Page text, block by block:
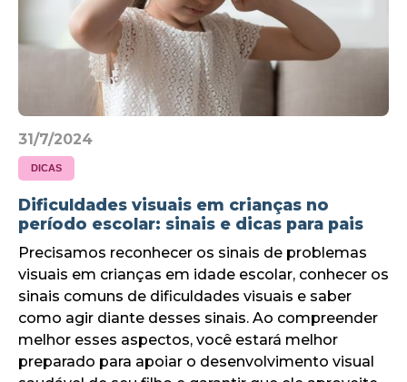
31/7/2024
DICAS
Dificuldades visuais em crianças no
período escolar: sinais e dicas para pais
Precisamos reconhecer os sinais de problemas
visuais em crianças em idade escolar, conhecer os
sinais comuns de dificuldades visuais e saber
como agir diante desses sinais. Ao compreender
melhor esses aspectos, você estará melhor
preparado para apoiar o desenvolvimento visual